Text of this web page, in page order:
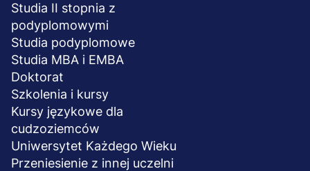
Studia II stopnia z
podyplomowymi
Studia podyplomowe
Studia MBA i EMBA
Doktorat
Szkolenia i kursy
Kursy językowe dla
cudzoziemców
Uniwersytet Każdego Wieku
Przeniesienie z innej uczelni